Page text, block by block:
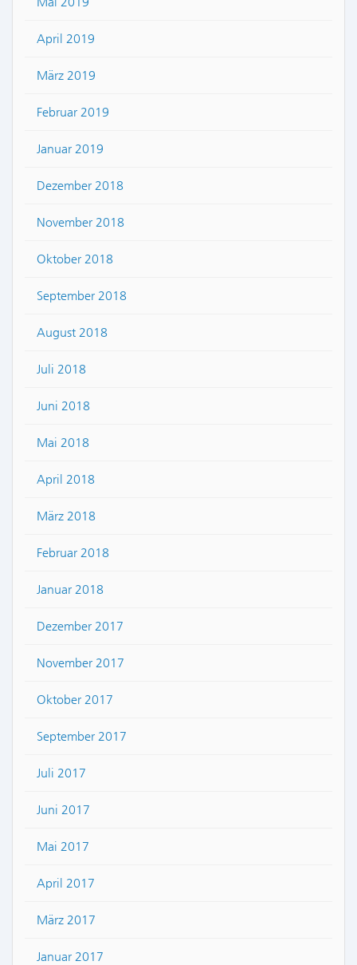
April 2019
März 2019
Februar 2019
Januar 2019
Dezember 2018
November 2018
Oktober 2018
September 2018
August 2018
Juli 2018
Juni 2018
Mai 2018
April 2018
März 2018
Februar 2018
Januar 2018
Dezember 2017
November 2017
Oktober 2017
September 2017
Juli 2017
Juni 2017
Mai 2017
April 2017
März 2017
Januar 2017